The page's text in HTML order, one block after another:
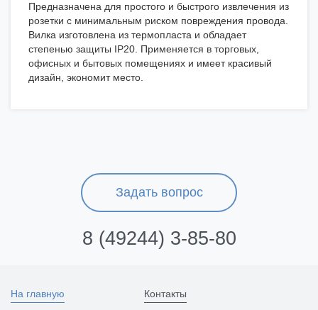
Предназначена для простого и быстрого извлечения из
розетки с минимальным риском повреждения провода.
Вилка изготовлена из термопласта и обладает
степенью защиты IP20. Применяется в торговых,
офисных и бытовых помещениях и имеет красивый
дизайн, экономит место.
Задать вопрос
8 (49244) 3-85-80
На главную Контакты